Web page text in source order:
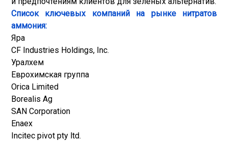
Список ключевых компаний на рынке нитратов
аммония:
Яра
CF Industries Holdings, Inc.
Уралхем
Еврохимская группа
Orica Limited
Borealis Ag
SAN Corporation
Enaex
Incitec pivot pty ltd.